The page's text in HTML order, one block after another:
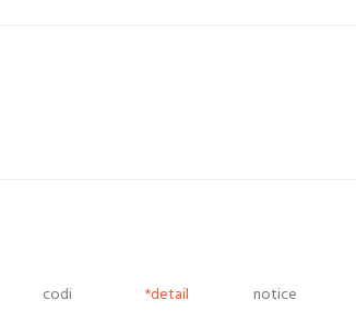
codi *detail notice